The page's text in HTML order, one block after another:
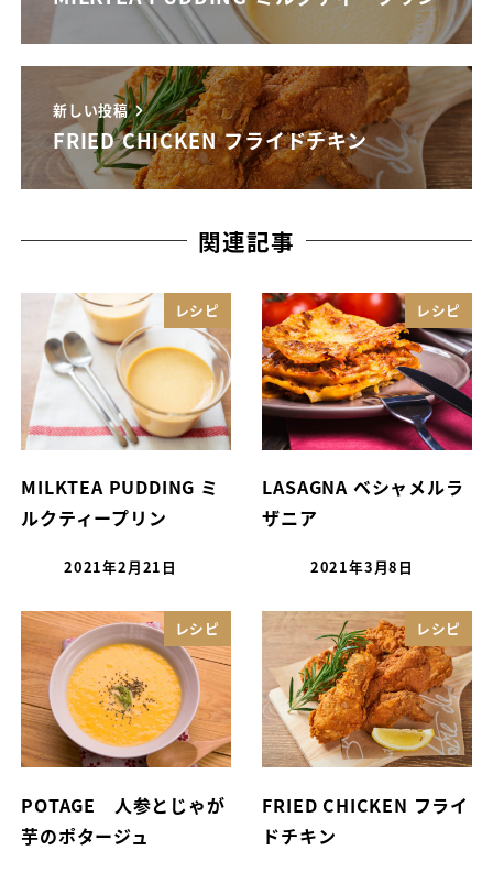
新しい投稿
FRIED CHICKEN フライドチキン
関連記事
レシピ
MILKTEA PUDDING ミ
ルクティープリン
2021年2月21日
レシピ
LASAGNA ベシャメルラ
ザニア
2021年3月8日
レシピ
POTAGE 人参とじゃが
芋のポタージュ
レシピ
FRIED CHICKEN フライ
ドチキン